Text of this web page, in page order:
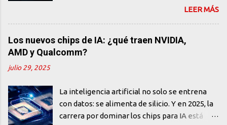
extinción? En este artículo, desmontamos el
mito, analizamos el verdadero impacto de la
IA en el desarrollo de software y te
mostramos por qué los humanos siguen
artificial generativa ha generado una ola de
entusiasmo… y también de ansiedad. Frases
como "la IA ya escribe código mejor que tú" o
LEER MÁS
Los nuevos chips de IA: ¿qué traen NVIDIA,
AMD y Qualcomm?
julio 29, 2025
La inteligencia artificial no solo se entrena
con datos: se alimenta de silicio. Y en 2025, la
carrera por dominar los chips para IA está